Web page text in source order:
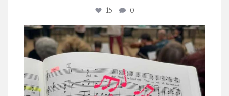
15 0
stuttgarter_oratorienchor
Juli 23